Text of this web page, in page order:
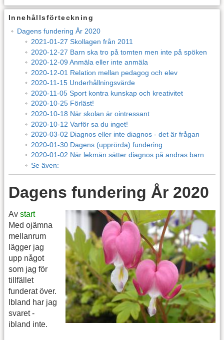
Innehållsförteckning
Dagens fundering År 2020
2021-01-27 Skollagen från 2011
2020-12-27 Barn ska tro på tomten men inte på spöken
2020-12-09 Anmäla eller inte anmäla
2020-12-01 Relation mellan pedagog och elev
2020-11-15 Underhållningsvärde
2020-11-05 Sport kontra kunskap och kreativitet
2020-10-25 Förläst!
2020-10-18 När skolan är ointressant
2020-10-12 Varför sa du inget!
2020-03-02 Diagnos eller inte diagnos - det är frågan
2020-01-30 Dagens (upprörda) fundering
2020-01-02 När lekmän sätter diagnos på andras barn
Se även:
Dagens fundering År 2020
Av start
Med ojämna
mellanrum
lägger jag
upp något
som jag för
tillfället
funderat över.
Ibland har jag
svaret -
ibland inte.